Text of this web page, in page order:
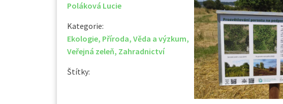
Poláková Lucie
Kategorie:
Ekologie, Příroda, Věda a výzkum,
Veřejná zeleň, Zahradnictví
Štítky: